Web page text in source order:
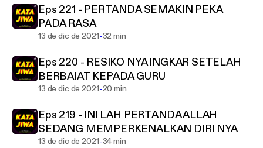
Eps 221 - PERTANDA SEMAKIN PEKA
PADA RASA
13 de dic de 2021-32 min
Eps 220 - RESIKO NYA INGKAR SETELAH
BERBAIAT KEPADA GURU
13 de dic de 2021-20 min
Eps 219 - INI LAH PERTANDA ALLAH
SEDANG MEMPERKENALKAN DIRI NYA
13 de dic de 2021-34 min